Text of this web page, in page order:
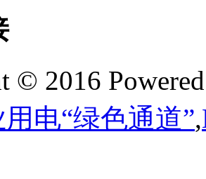
© 2016
电“绿色通道”,